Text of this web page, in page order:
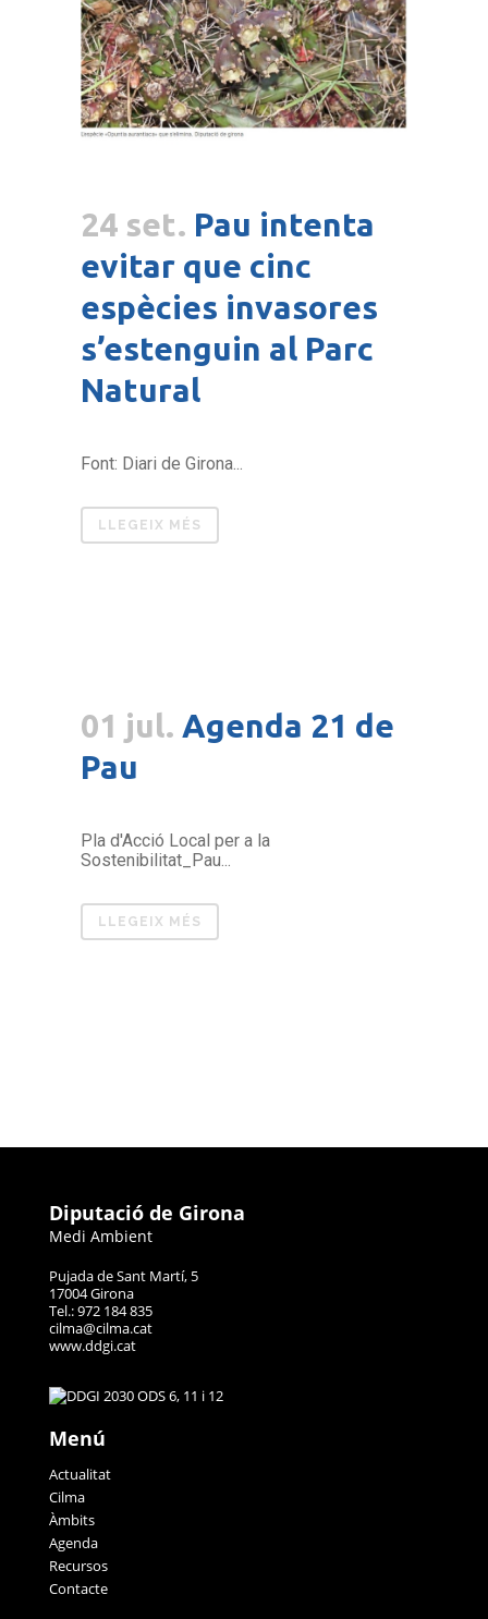
24 set. Pau intenta
evitar que cinc
espècies invasores
s’estenguin al Parc
Natural
Font: Diari de Girona...
LLEGEIX MÉS
01 jul. Agenda 21 de
Pau
Pla d'Acció Local per a la
Sostenibilitat_Pau...
LLEGEIX MÉS
Diputació de Girona
Medi Ambient
Pujada de Sant Martí, 5
17004 Girona
Tel.: 972 184 835
cilma@cilma.cat
www.ddgi.cat
Menú
Actualitat
Cilma
Àmbits
Agenda
Recursos
Contacte